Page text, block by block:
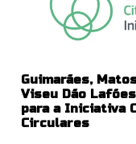
Guimarães,
Viseu Dão
para a Iniciativa
Circulares